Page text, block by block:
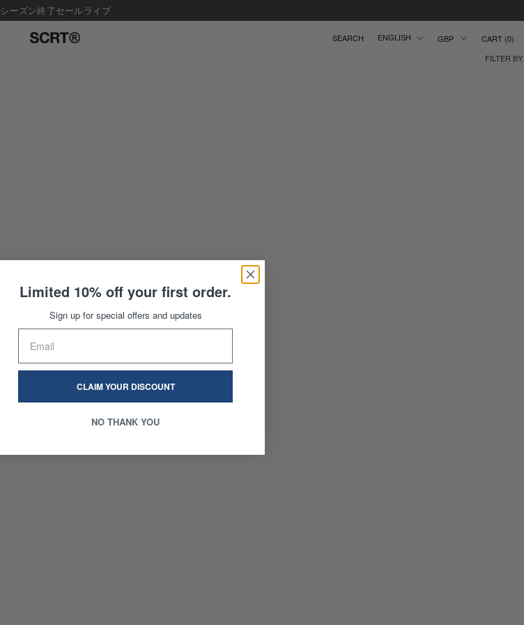
シーズン終了セールライブ
ENGLISH CART 0
FILTER BY
Limited 10% off your first order.
Sign up for special offers and updates
CLAIM YOUR DISCOUNT
NO THANK YOU